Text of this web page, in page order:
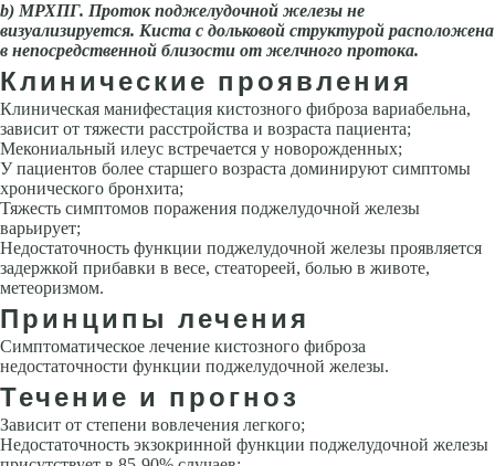
b) МРХПГ. Проток поджелудочной железы не
визуализируется. Киста с дольковой структурой расположена
в непосредственной близости от желчного протока.
Клинические проявления
Клиническая манифестация кистозного фиброза вариабельна,
зависит от тяжести расстройства и возраста пациента;
Мекониальный илеус встречается у новорожденных;
У пациентов более старшего возраста доминируют симптомы
хронического бронхита;
Тяжесть симптомов поражения поджелудочной железы
варьирует;
Недостаточность функции поджелудочной железы проявляется
задержкой прибавки в весе, стеатореей, болью в животе,
метеоризмом.
Принципы лечения
Симптоматическое лечение кистозного фиброза
недостаточности функции поджелудочной железы.
Течение и прогноз
Зависит от степени вовлечения легкого;
Недостаточность экзокринной функции поджелудочной железы